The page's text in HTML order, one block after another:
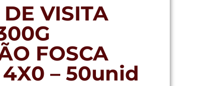
VISITA
FOSCA
4X0 – 50unid